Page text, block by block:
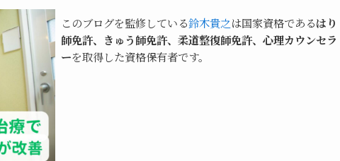
このブログを監修している鈴木貴之は国家資格であるはり
師免許、きゅう師免許、柔道整復師免許、心理カウンセラ
ーを取得した資格保有者です。